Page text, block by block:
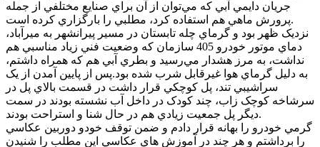
جريان دايمي آبي که مي‌توان از آن براي صنايع مختلفي از جمله
پرورش ماهي هم استفاده کرد، مطلبي را بارگزاري کرده است.
نزديک ظهر بود و گرماي چله تابستان در مسير پيرانشهر به ميرآباد،
دماي موتور خودرو 405 سازمان که وضعيت فني زياد مناسبي هم
نداشت، به مرز هشدار مي‌رسيد و بطري آبي هم که همراه داشتم،
به دليل گرماي هوا غيرقابل شرب شده بود.پس از پايين آمدن از يک
سراشيبي تند، پل کوچکي قرار داشت در قسمت بالاي پل در
سرشاخه‌ کوچک زاب، چند کودک در داخل آب نشسته بودند در سمت
ديگر پل جمعيت زيادي هم در حال شنا و استراحت بودند.
گرمي خودرو را بهانه قرار دادم و ضمن توقف خودو دوربين عکاسي
را برداشتم و هر چند در آموزش هاي عکاسي اين مطلب را شنيدن